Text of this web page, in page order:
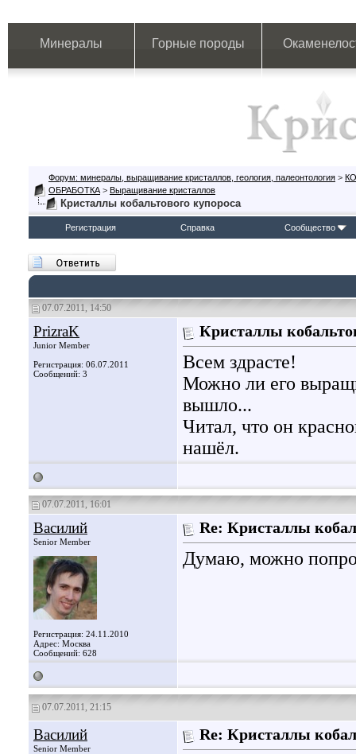
Минералы Горные породы
Форум: минералы, выращивание кристаллов, геология, палеонтология >
ОБРАБОТКА > Выращивание кристаллов
Кристаллы кобальтового купороса
Регистрация Справка Сообщество
07.07.2011, 14:50
PrizraK
Junior Member
Регистрация: 06.07.2011
Сообщений: 3
Кристаллы
Всем здрасте!
Можно ли его
вышло...
Читал, что он
нашёл.
07.07.2011, 16:01
Василий
Senior Member
Регистрация: 24.11.2010
Адрес: Москва
Сообщений: 628
Re: Кристаллы
Думаю, можно
07.07.2011, 21:15
Василий
Senior Member
Re: Кристаллы